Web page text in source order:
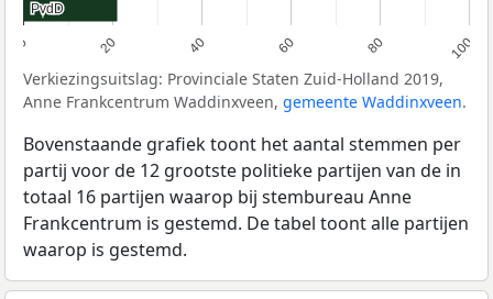
0 20 40 60 80 100
PvdD
PvdD
Verkiezingsuitslag: Provinciale Staten Zuid-Holland 2019,
Anne Frankcentrum Waddinxveen, gemeente Waddinxveen.
Bovenstaande grafiek toont het aantal stemmen per
partij voor de 12 grootste politieke partijen van de in
totaal 16 partijen waarop bij stembureau Anne
Frankcentrum is gestemd. De tabel toont alle partijen
waarop is gestemd.